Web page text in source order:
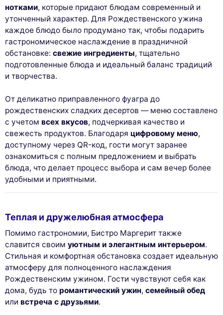
нотками, которые придают блюдам современный и
утонченный характер. Для Рождественского ужина
каждое блюдо было продумано так, чтобы подарить
гастрономическое наслаждение в праздничной
обстановке: свежие ингредиенты, тщательно
подготовленные блюда и идеальный баланс традиций
и творчества.
От деликатно приправленного фуагра до
рождественских сладких десертов — меню составлено
с учетом всех вкусов, подчеркивая качество и
свежесть продуктов. Благодаря цифровому меню,
доступному через QR-код, гости могут заранее
ознакомиться с полным предложением и выбрать
блюда, что делает процесс выбора и сам вечер более
удобными и приятными.
Теплая и дружелюбная атмосфера
Помимо гастрономии, Бистро Маргерит также
славится своим уютным и элегантным интерьером.
Стильная и комфортная обстановка создает идеальную
атмосферу для полноценного наслаждения
Рождественским ужином. Гости чувствуют себя как
дома, будь то романтический ужин, семейный обед
или встреча с друзьями.